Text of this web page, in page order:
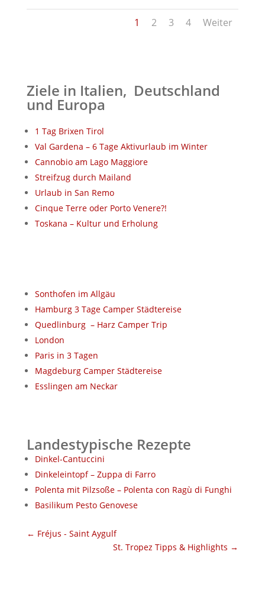
1 2 3 4 Weiter
Ziele in Italien, Deutschland
und Europa
1 Tag Brixen Tirol
Val Gardena – 6 Tage Aktivurlaub im Winter
Cannobio am Lago Maggiore
Streifzug durch Mailand
Urlaub in San Remo
Cinque Terre oder Porto Venere?!
Toskana – Kultur und Erholung
Sonthofen im Allgäu
Hamburg 3 Tage Camper Städtereise
Quedlinburg – Harz Camper Trip
London
Paris in 3 Tagen
Magdeburg Camper Städtereise
Esslingen am Neckar
Landestypische Rezepte
Dinkel-Cantuccini
Dinkeleintopf – Zuppa di Farro
Polenta mit Pilzsoße – Polenta con Ragù di Funghi
Basilikum Pesto Genovese
← Fréjus - Saint Aygulf
St. Tropez Tipps & Highlights →